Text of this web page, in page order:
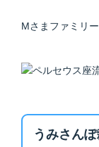
Mさまファミリ
うみさん